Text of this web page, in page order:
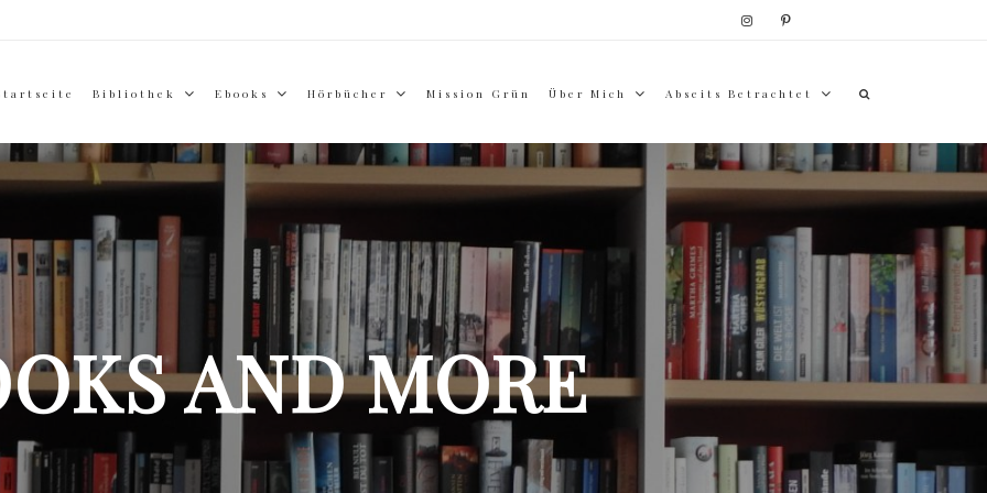
Bibliothek Ebooks Hörbücher Mission Grün Über Mich Abseits Betrachtet
AND MORE